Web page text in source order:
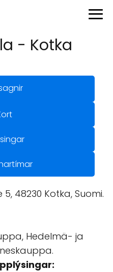
- Kotka
5, 48230 Kotka, Suomi.
Hedelmä- ja